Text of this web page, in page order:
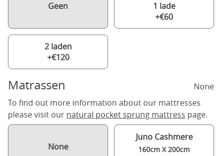
Geen
1 lade
+€60
2 laden
+€120
Matrassen
None
To find out more information about our mattresses
please visit our natural pocket sprung mattress page.
None
Juno Cashmere
160cm X 200cm